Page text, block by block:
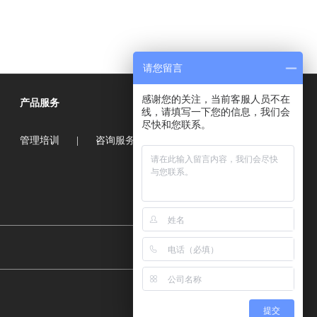
产品服务
管理培训 咨询服务
请您留言
感谢您的关注，当前客服人员不在
线，请填写一下您的信息，我们会
尽快和您联系。
提交